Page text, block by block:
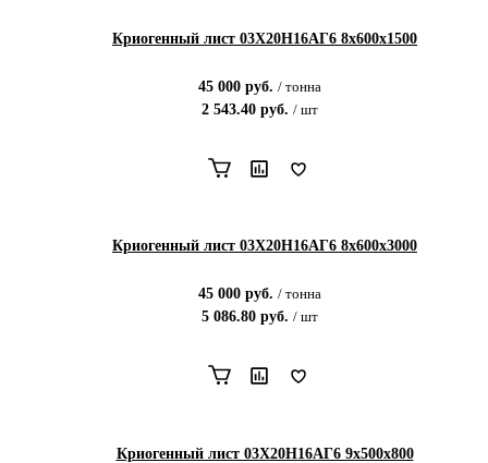
Криогенный лист 03Х20Н16АГ6 8х600х1500
45 000руб. / тонна
2 543.40руб. / шт
Криогенный лист 03Х20Н16АГ6 8х600х3000
45 000руб. / тонна
5 086.80руб. / шт
Криогенный лист 03Х20Н16АГ6 9х500х800